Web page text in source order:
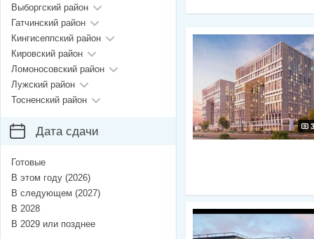
Выборгский район
Гатчинский район
Кингисеппский район
Кировский район
Ломоносовский район
Лужский район
Тосненский район
Дата сдачи
Готовые
В этом году (2026)
В следующем (2027)
В 2028
В 2029 или позднее